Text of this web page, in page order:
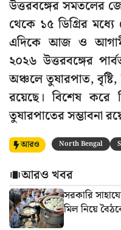
উত্তরবঙ্গের সমতলের
থেকে ১৫ ডিগ্রির মধ্যে
এদিকে আজ ও
২০২৬ উত্তরবঙ্গের
অঞ্চলে তুষারপাত, বৃষ্টি,
রয়েছে। বিশেষ করে
তুষারপাতের সম্ভাবনা
আরও North Bengal
আরও খবর
সরকারি
মিল নিয়ে